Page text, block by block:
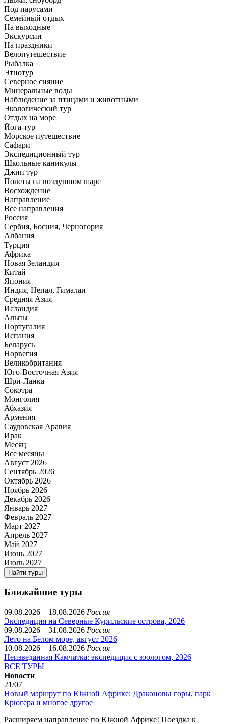
Под парусами
Семейный отдых
На выходные
Экскурсии
На праздники
Велопутешествие
Рыбалка
Этнотур
Северное сияние
Минеральные воды
Наблюдение за птицами и животными
Экологический тур
Отдых на море
Йога-тур
Морское путешествие
Сафари
Экспедиционный тур
Школьные каникулы
Джип тур
Полеты на воздушном шаре
Восхождение
Направлениe
Все направления
Россия
Сербия, Босния, Черногория
Албания
Турция
Африка
Новая Зеландия
Китай
Япония
Индия, Непал, Гималаи
Средняя Азия
Исландия
Альпы
Португалия
Испания
Беларусь
Норвегия
Великобритания
Юго-Восточная Азия
Шри-Ланка
Сокотра
Монголия
Абхазия
Армения
Саудовская Аравия
Ирак
Месяц
Все месяцы
Август 2026
Сентябрь 2026
Октябрь 2026
Ноябрь 2026
Декабрь 2026
Январь 2027
Февраль 2027
Март 2027
Апрель 2027
Май 2027
Июнь 2027
Июль 2027
Найти туры
Ближайшие туры
09.08.2026 – 18.08.2026 Россия
Экспедиция на Северные Курильские острова, 2026
09.08.2026 – 31.08.2026 Россия
Лето на Белом море, август 2026
10.08.2026 – 16.08.2026 Россия
Неизведанная Камчатка: экспедиция с зоологом, 2026
ВСЕ ТУРЫ
Новости
21/07
Новый маршрут по Южной Африке: Драконовы горы, парк
Крюгера и многое другое
Расширяем направление по Южной Африке! Поездка к